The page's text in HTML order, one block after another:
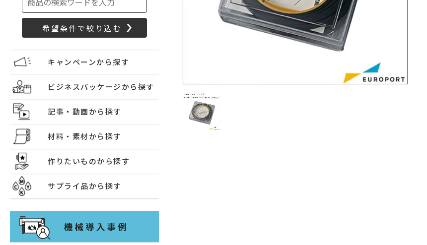
キャンペーンから探す
ビジネスパッケージから探す
記事・動画から探す
材料・素材から探す
作りたいものから探す
サプライ品から探す